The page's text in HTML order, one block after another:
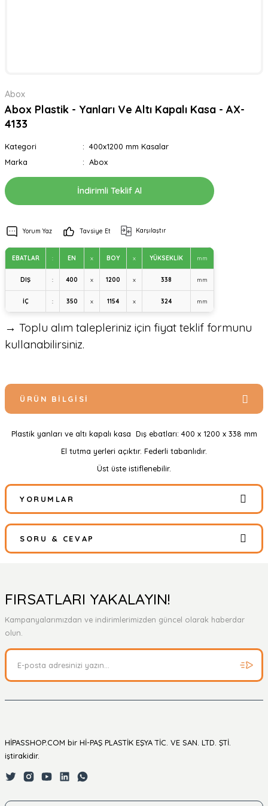
Abox
Abox Plastik - Yanları Ve Altı Kapalı Kasa - AX-
4133
Kategori
400x1200 mm Kasalar
Marka
Abox
İndirimli Teklif Al
Yorum Yaz Tavsiye Et Karşılaştır
EBATLAR : EN x BOY x YÜKSEKLİK mm
DIŞ : 400 x 1200 x 338 mm
İÇ : 350 x 1154 x 324 mm
→ Toplu alım talepleriniz için fiyat teklif formunu
kullanabilirsiniz.
ÜRÜN BILGISI
Plastik yanları ve altı kapalı kasa Dış ebatları: 400 x 1200 x 338 mm
El tutma yerleri açıktır. Federli tabanlıdır.
Üst üste istiflenebilir.
YORUMLAR
Bu ürüne ilk yorumu siz yapın!
SORU & CEVAP
Ürün hakkında henüz soru sorulmamış.
FIRSATLARI YAKALAYIN!
Kampanyalarımızdan ve indirimlerimizden güncel olarak haberdar
olun.
HİPASSHOP.COM bir Hİ-PAŞ PLASTİK EŞYA TİC. VE SAN. LTD. ŞTİ.
iştirakidir.